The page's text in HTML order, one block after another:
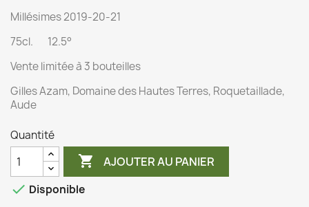
Millésimes 2019-20-21
75cl. 12.5°
Vente limitée à 3 bouteilles
Gilles Azam, Domaine des Hautes Terres, Roquetaillade,
Aude
Quantité
 AJOUTER AU PANIER
 Disponible